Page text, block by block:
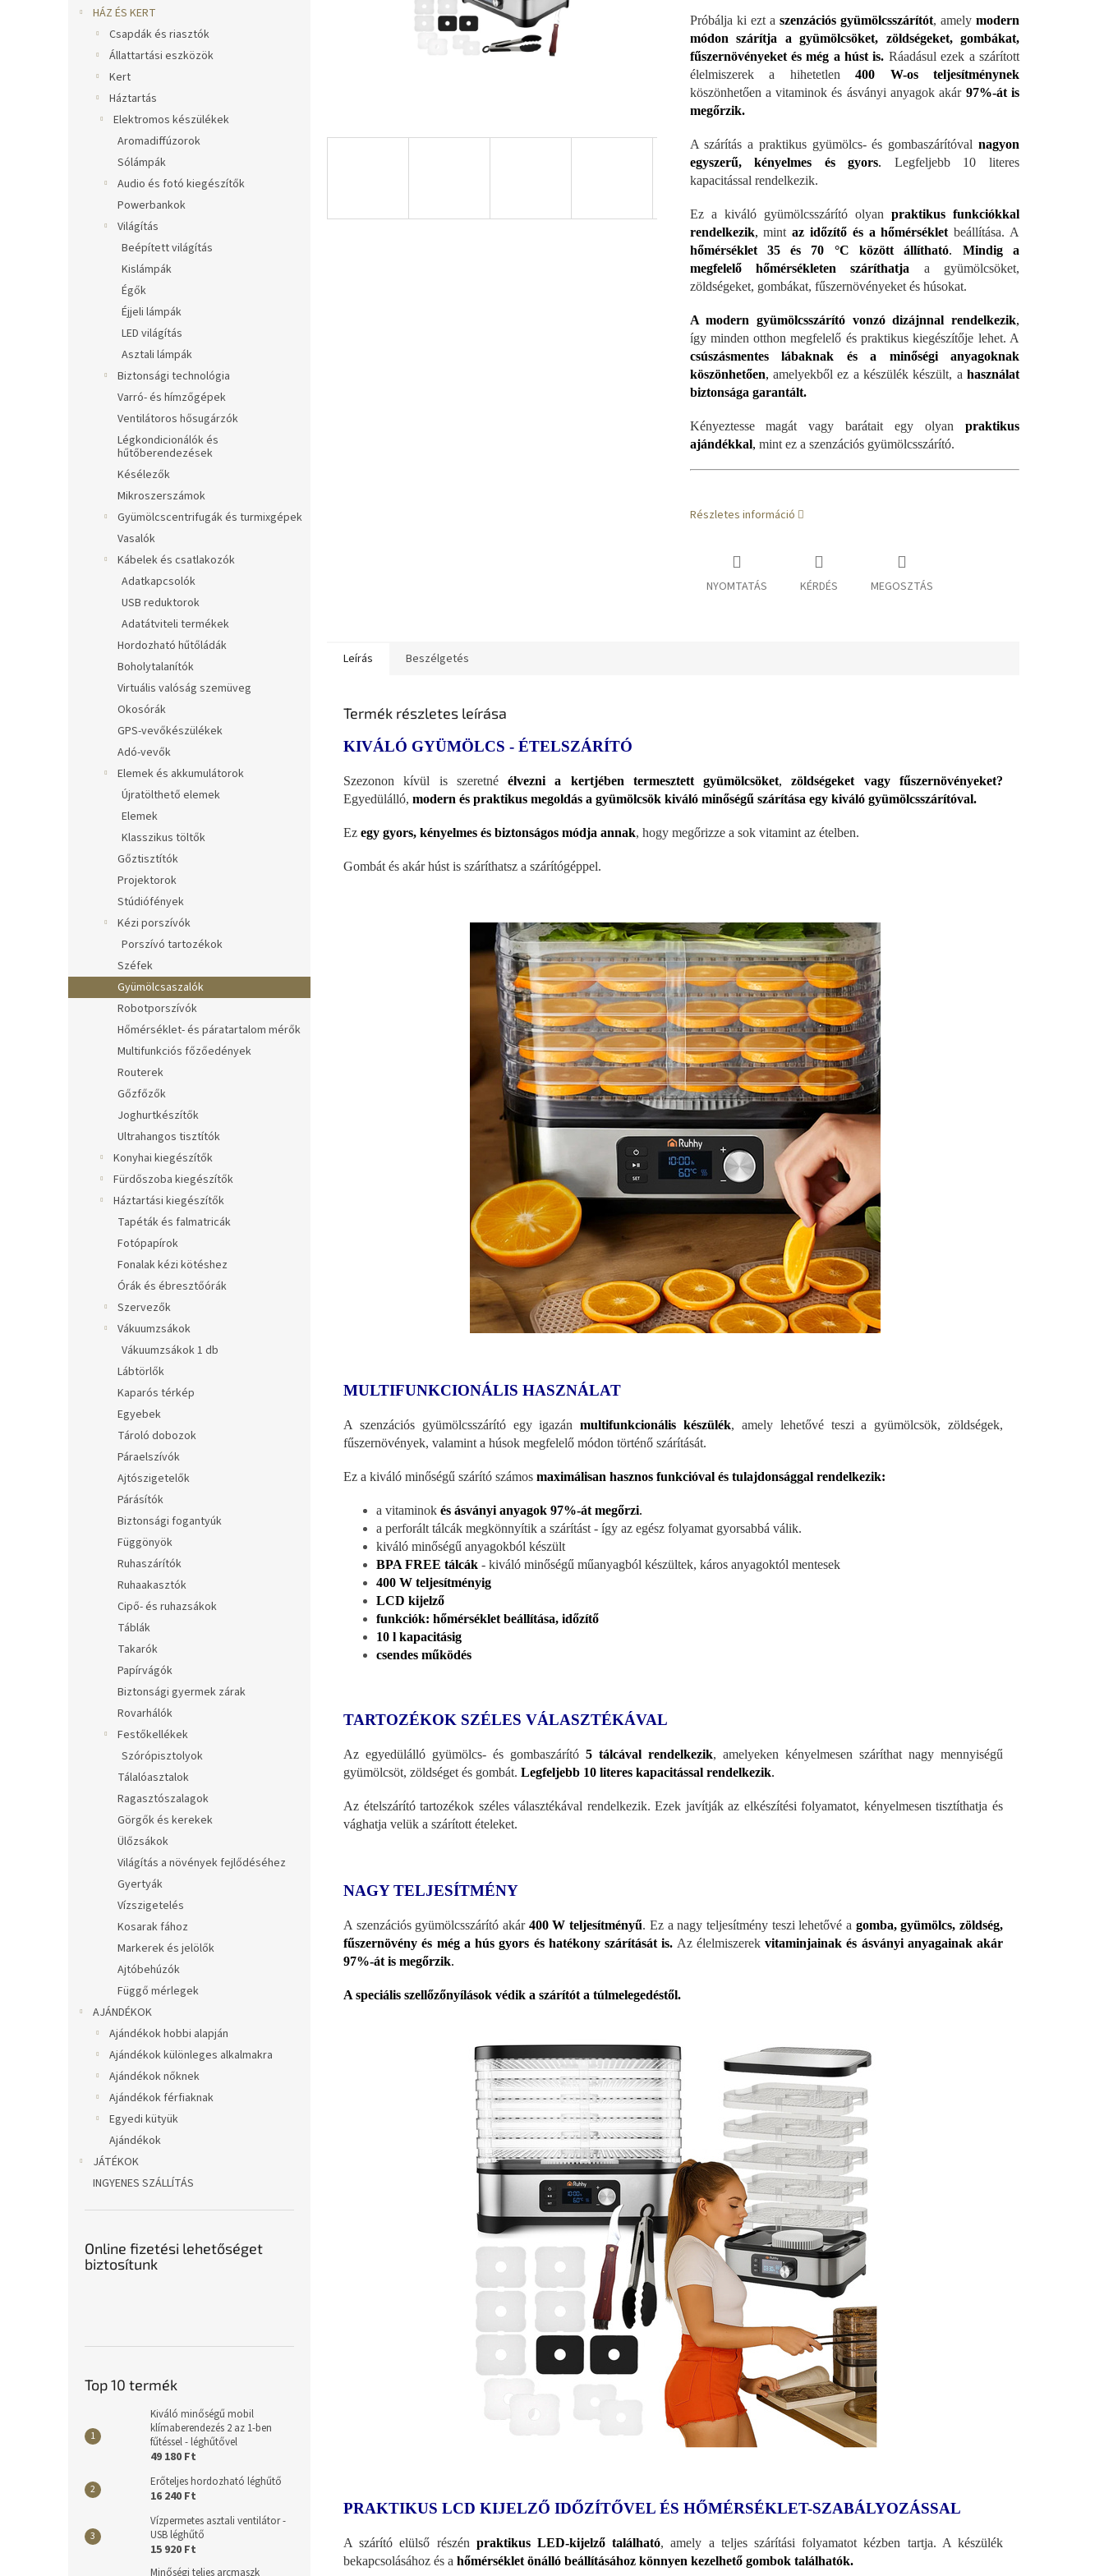
HÁZ ÉS KERT
Csapdák és riasztók
Állattartási eszközök
Kert
Háztartás
Elektromos készülékek
Aromadiffúzorok
Sólámpák
Audio és fotó kiegészítők
Powerbankok
Világítás
Beépített világítás
Kislámpák
Égők
Éjjeli lámpák
LED világítás
Asztali lámpák
Biztonsági technológia
Varró- és hímzőgépek
Ventilátoros hősugárzók
Légkondicionálók és
hűtőberendezések
Késélezők
Mikroszerszámok
Gyümölcscentrifugák és turmixgépek
Vasalók
Kábelek és csatlakozók
Adatkapcsolók
USB reduktorok
Adatátviteli termékek
Hordozható hűtőládák
Boholytalanítók
Virtuális valóság szemüveg
Okosórák
GPS-vevőkészülékek
Adó-vevők
Elemek és akkumulátorok
Újratölthető elemek
Elemek
Klasszikus töltők
Gőztisztítók
Projektorok
Stúdiófények
Kézi porszívók
Porszívó tartozékok
Széfek
Gyümölcsaszalók
Robotporszívók
Hőmérséklet- és páratartalom mérők
Multifunkciós főzőedények
Routerek
Gőzfőzők
Joghurtkészítők
Ultrahangos tisztítók
Konyhai kiegészítők
Fürdőszoba kiegészítők
Háztartási kiegészítők
Tapéták és falmatricák
Fotópapírok
Fonalak kézi kötéshez
Órák és ébresztőórák
Szervezők
Vákuumzsákok
Vákuumzsákok 1 db
Lábtörlők
Kaparós térkép
Egyebek
Tároló dobozok
Páraelszívók
Ajtószigetelők
Párásítók
Biztonsági fogantyúk
Függönyök
Ruhaszárítók
Ruhaakasztók
Cipő- és ruhazsákok
Táblák
Takarók
Papírvágók
Biztonsági gyermek zárak
Rovarhálók
Festőkellékek
Szórópisztolyok
Tálalóasztalok
Ragasztószalagok
Görgők és kerekek
Ülőzsákok
Világítás a növények fejlődéséhez
Gyertyák
Vízszigetelés
Kosarak fához
Markerek és jelölők
Ajtóbehúzók
Függő mérlegek
AJÁNDÉKOK
Ajándékok hobbi alapján
Ajándékok különleges alkalmakra
Ajándékok nőknek
Ajándékok férfiaknak
Egyedi kütyük
Ajándékok
JÁTÉKOK
INGYENES SZÁLLÍTÁS
Online fizetési lehetőséget
biztosítunk
Top 10 termék
Kiváló minőségű mobil
klímaberendezés 2 az 1-ben
fűtéssel - léghűtővel
49 180 Ft
Erőteljes hordozható léghűtő
16 240 Ft
Vízpermetes asztali ventilátor -
USB léghűtő
15 920 Ft
Minőségi teljes arcmaszk
Próbálja ki ezt a szenzációs gyümölcsszárítót, amelymodern
módon szárítja a gyümölcsöket, zöldségeket, gombákat,
fűszernövényeket és még a húst is. Ráadásul ezek a szárított
élelmiszerek a hihetetlen 400 W-os teljesítménynek
köszönhetően a vitaminok és ásványi anyagok akár 97%-át is
megőrzik.
A szárítás a praktikus gyümölcs- és gombaszárítóval nagyon
egyszerű, kényelmes és gyors. Legfeljebb 10 literes
kapacitással rendelkezik.
Ez a kiváló gyümölcsszárító olyan praktikus funkciókkal
rendelkezik, mintaz időzítő és a hőmérséklet beállítása. A
hőmérséklet 35 és 70 °C között állítható. Mindig a
megfelelő hőmérsékleten száríthatja a gyümölcsöket,
zöldségeket, gombákat, fűszernövényeket és húsokat.
A modern gyümölcsszárító vonzó dizájnnal rendelkezik,
így minden otthon megfelelő és praktikus kiegészítője lehet. A
csúszásmentes lábaknak és a minőségi anyagoknak
köszönhetően, amelyekből ez a készülék készült, a használat
biztonsága garantált.
Kényeztesse magát vagy barátait egy olyan praktikus
ajándékkal, mint ez a szenzációs gyümölcsszárító.
Részletes információ
NYOMTATÁS KÉRDÉS MEGOSZTÁS
Leírás Beszélgetés
Termék részletes leírása
KIVÁLÓ GYÜMÖLCS - ÉTELSZÁRÍTÓ
Szezonon kívül is szeretnéélvezni a kertjében termesztett gyümölcsöket,zöldségeket vagy fűszernövényeket?
Egyedülálló, modern és praktikus megoldás a gyümölcsök kiváló minőségű szárítása egy kiváló gyümölcsszárítóval.
Ez egy gyors, kényelmes és biztonságos módja annak, hogy megőrizze a sok vitamint az ételben.
Gombát és akár húst is száríthatsz a szárítógéppel.
MULTIFUNKCIONÁLIS HASZNÁLAT
A szenzációs gyümölcsszárító egy igazánmultifunkcionális készülék, amely lehetővé teszi a gyümölcsök, zöldségek,
fűszernövények, valamint a húsok megfelelő módon történő szárítását.
Ez a kiváló minőségű szárító számos maximálisan hasznos funkcióval és tulajdonsággal rendelkezik:
a vitaminok és ásványi anyagok 97%-át megőrzi.
a perforált tálcák megkönnyítik a szárítást - így az egész folyamat gyorsabbá válik.
kiváló minőségű anyagokból készült
BPA FREE tálcák - kiváló minőségű műanyagból készültek, káros anyagoktól mentesek
400 W teljesítményig
LCD kijelző
funkciók: hőmérséklet beállítása, időzítő
10 l kapacitásig
csendes működés
TARTOZÉKOK SZÉLES VÁLASZTÉKÁVAL
Az egyedülálló gyümölcs- és gombaszárító 5 tálcával rendelkezik, amelyeken kényelmesen száríthat nagy mennyiségű
gyümölcsöt, zöldséget és gombát. Legfeljebb 10 literes kapacitással rendelkezik.
Az ételszárító tartozékok széles választékával rendelkezik. Ezek javítják az elkészítési folyamatot, kényelmesen tisztíthatja és
vághatja velük a szárított ételeket.
NAGY TELJESÍTMÉNY
A szenzációs gyümölcsszárító akár 400 W teljesítményű. Ez a nagy teljesítmény teszi lehetővé a gomba, gyümölcs, zöldség,
fűszernövény és még a hús gyors és hatékony szárítását is. Az élelmiszerek vitaminjainak és ásványi anyagainak akár
97%-át is megőrzik.
A speciális szellőzőnyílások védik a szárítót a túlmelegedéstől.
PRAKTIKUS LCD KIJELZŐ IDŐZÍTŐVEL ÉS HŐMÉRSÉKLET-SZABÁLYOZÁSSAL
A szárító elülső részén praktikus LED-kijelző található, amely a teljes szárítási folyamatot kézben tartja. A készülék
bekapcsolásához és a hőmérséklet önálló beállításához könnyen kezelhető gombok találhatók.